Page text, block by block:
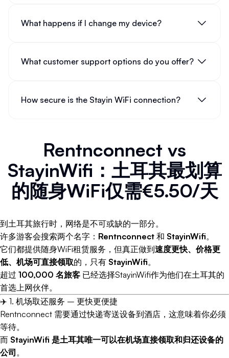
What happens if I change my device?
What customer support options do you offer?
How secure is the Stayin WiFi connection?
Rentnconnect vs
StayinWifi：土耳其最划算
的随身WiFi仅需€5.50/天
到土耳其旅行时，网络是不可或缺的一部分。
许多游客会搜索两个名字： Rentnconnect 和 StayinWifi。
它们都提供随身WiFi租赁服务，但真正做到速度更快、价格更
低、机场可直接领取的，只有 StayinWifi。
超过 100,000 名旅客 已经选择StayinWifi作为他们在土耳其的
首选上网伙伴。
✈️ 1. 机场取还服务 – 更快更便捷
Rentnconnect 需要通过快递寄送设备到酒店，这意味着你必须
等待。
而 StayinWifi 是土耳其唯一可以在机场直接领取和归还设备的
公司 。